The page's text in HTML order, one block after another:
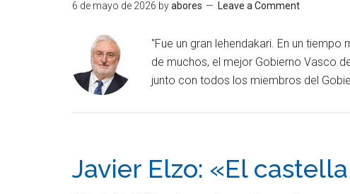
6 de mayo de 2026 byabores Leave a Comment
"Fue un gran lehendakari. En un
de muchos, el mejor Gobierno Vasco
junto con todos los miembros del
Javier Elzo: «El